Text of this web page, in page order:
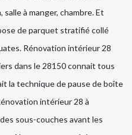
à manger, chambre. Et
de parquet stratifié collé
Rénovation intérieur 28
dans le 28150 connait tous
la technique de pause de boîte
intérieur 28 à
sous-couches avant les